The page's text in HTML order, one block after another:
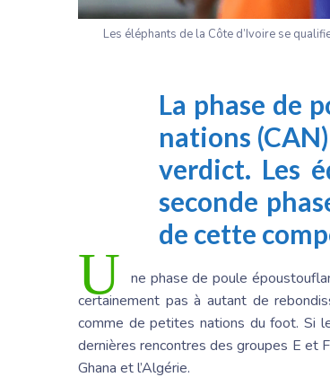
Les éléphants de la Côte d’Ivoire se
La phase de
nations
verdict. Les
seconde
de cette
U ne phase de poule
certainement pas à autant de
comme de petites nations du foot. Si
dernières rencontres des groupes E et
Ghana et l’Algérie.